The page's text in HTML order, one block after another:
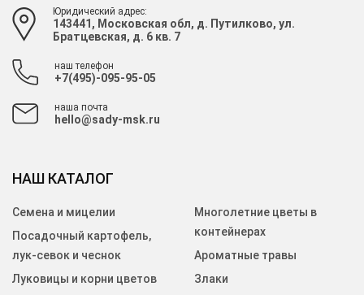
Юридический адрес:
143441, Московская обл, д. Путилково, ул.
Братцевская, д. 6 кв. 7
наш телефон
+7(495)-095-95-05
наша почта
hello@sady-msk.ru
НАШ КАТАЛОГ
Семена и мицелии
Посадочный картофель,
лук-севок и чеснок
Луковицы и корни цветов
Многолетние цветы в
контейнерах
Ароматные травы
Злаки